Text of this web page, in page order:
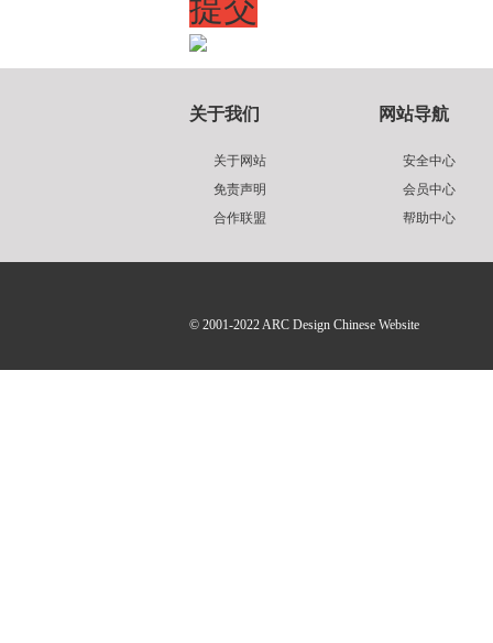
提交
关于我们
关于网站
免责声明
合作联盟
网站导航
安全中心
会员中心
帮助中心
© 2001-2022ARC Design Chinese Website